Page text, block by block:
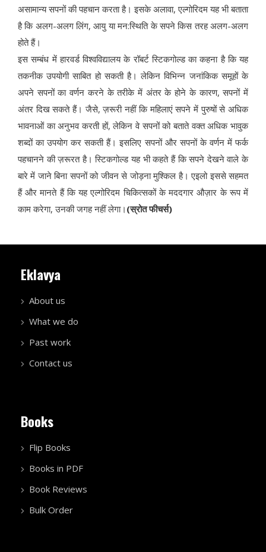
असामान्य सपनों की पहचान करता है। इसके अलावा, एल्गोरिदम यह भी बताता
है कि अलग-अलग लिंग, आयु या मन:स्थिति के सपने किस तरह अलग-अलग
होते हैं।
इस सम्बंध में हारवर्ड विश्वविद्यालय के रॉबर्ट स्टिकगोल्ड का कहना है कि यह
तकनीक उपयोगी साबित हो सकती है। लेकिन विभिन्न जनांकिक समूहों के
अपने सपनों का वर्णन करने के तरीके में अंतर के होने के कारण, सपनों में
अंतर दिख सकते हैं। जैसे, ज़रूरी नहीं कि महिलाएं सपने में पुरुषों से अधिक
भावनाओं का अनुभव करती हों, लेकिन वे सपनों को बताते वक्त अधिक भावुक
शब्दों का उपयोग कर सकती हैं। इसलिए सपनों और सपनों के वर्णन में फर्क
पहचानने की ज़रूरत है। स्टिकगोल्ड यह भी कहते हैं कि सपने देखने वाले के
बारे में जाने बिना सपनों को जीवन से जोड़ना मुश्किल है। एइलो इससे सहमत
हैं और मानते हैं कि यह एल्गोरिदम चिकित्सकों के मददगार औज़ार के रूप में
काम करेगा, उनकी जगह नहीं लेगा। (स्रोत फीचर्स)
Eklavya
About us
What we do
Past work
Contact us
Books
Flip Books
Books in PDF
Book Reviews
Bulk Order